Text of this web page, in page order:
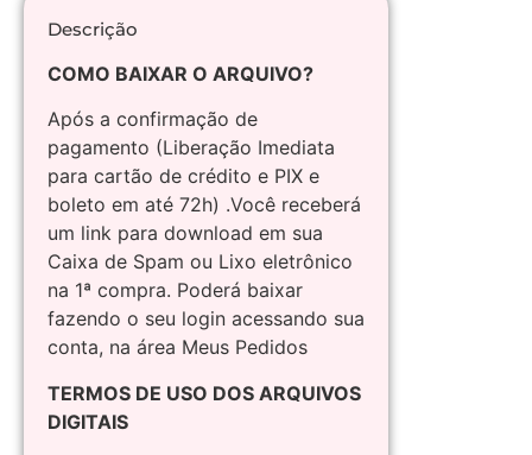
Descrição
COMO BAIXAR O ARQUIVO?
Após a confirmação de
pagamento (Liberação Imediata
para cartão de crédito e PIX e
boleto em até 72h) .Você receberá
um link para download em sua
Caixa de Spam ou Lixo eletrônico
na 1ª compra. Poderá baixar
fazendo o seu login acessando sua
conta, na área Meus Pedidos
TERMOS DE USO DOS ARQUIVOS
DIGITAIS